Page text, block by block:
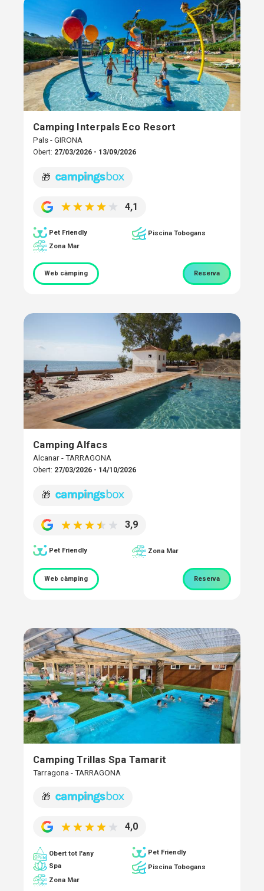
Camping Interpals Eco Resort
Pals - GIRONA
Obert: 27/03/2026 - 13/09/2026
🎁
4,1
Pet Friendly
Piscina Tobogans
Zona Mar
Web càmping Reserva
Camping Alfacs
Alcanar - TARRAGONA
Obert: 27/03/2026 - 14/10/2026
🎁
3,9
Pet Friendly Zona Mar
Web càmping Reserva
Camping Trillas Spa Tamarit
Tarragona - TARRAGONA
🎁
4,0
Obert tot l'any
Pet Friendly
Spa
Piscina Tobogans
Zona Mar